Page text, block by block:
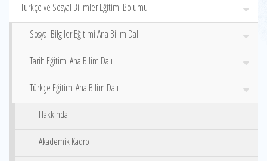
Türkçe ve Sosyal Bilimler Eğitimi Bölümü
Sosyal Bilgiler Eğitimi Ana Bilim Dalı
Tarih Eğitimi Ana Bilim Dalı
Türkçe Eğitimi Ana Bilim Dalı
Hakkında
Akademik Kadro